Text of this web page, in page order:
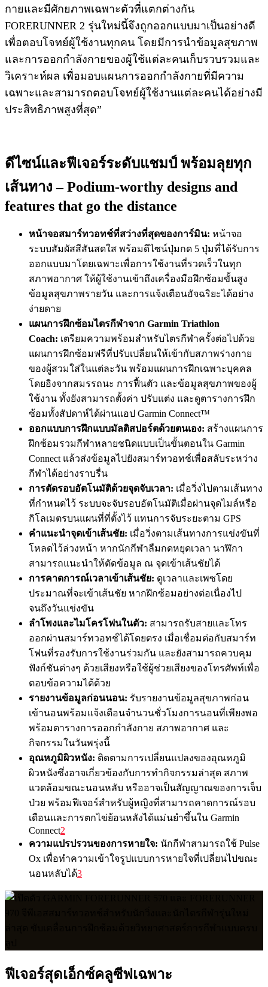
กายและมีศักยภาพเฉพาะตัวที่แตกต่างกัน
FORERUNNER 2 รุ่นใหม่นี้จึงถูกออกแบบมาเป็นอย่างดี
เพื่อตอบโจทย์ผู้ใช้งานทุกคน โดยมีการนำข้อมูลสุขภาพ
และการออกกำลังกายของผู้ใช้แต่ละคนเก็บรวบรวมและ
วิเคราะห์ผล เพื่อมอบแผนการออกกำลังกายที่มีความ
เฉพาะและสามารถตอบโจทย์ผู้ใช้งานแต่ละคนได้อย่างมี
ประสิทธิภาพสูงที่สุด”
ดีไซน์และฟีเจอร์ระดับแชมป์ พร้อมลุยทุก
เส้นทาง – Podium-worthy designs and
features that go the distance
หน้าจอสมาร์ทวอทช์ที่สว่างที่สุดของการ์มิน: หน้าจอ
ระบบสัมผัสสีสันสดใส พร้อมดีไซน์ปุ่มกด 5 ปุ่มที่ได้รับการ
ออกแบบมาโดยเฉพาะเพื่อการใช้งานที่รวดเร็วในทุก
สภาพอากาศ ให้ผู้ใช้งานเข้าถึงเครื่องมือฝึกซ้อมขั้นสูง
ข้อมูลสุขภาพรายวัน และการแจ้งเตือนอัจฉริยะได้อย่าง
ง่ายดาย
แผนการฝึกซ้อมไตรกีฬาจาก Garmin Triathlon
Coach: เตรียมความพร้อมสำหรับไตรกีฬาครั้งต่อไปด้วย
แผนการฝึกซ้อมฟรีที่ปรับเปลี่ยนให้เข้ากับสภาพร่างกาย
ของผู้สวมใส่ในแต่ละวัน พร้อมแผนการฝึกเฉพาะบุคคล
โดยอิงจากสมรรถนะ การฟื้นตัว และข้อมูลสุขภาพของผู้
ใช้งาน ทั้งยังสามารถตั้งค่า ปรับแต่ง และดูตารางการฝึก
ซ้อมทั้งสัปดาห์ได้ผ่านแอป Garmin Connect™
ออกแบบการฝึกแบบมัลติสปอร์ตด้วยตนเอง: สร้างแผนการ
ฝึกซ้อมรวมกีฬาหลายชนิดแบบเป็นขั้นตอนใน Garmin
Connect แล้วส่งข้อมูลไปยังสมาร์ทวอทช์เพื่อสลับระหว่าง
กีฬาได้อย่างราบรื่น
การตัดรอบอัตโนมัติด้วยจุดจับเวลา: เมื่อวิ่งไปตามเส้นทาง
ที่กำหนดไว้ ระบบจะจับรอบอัตโนมัติเมื่อผ่านจุดไมล์หรือ
กิโลเมตรบนแผนที่ที่ตั้งไว้ แทนการจับระยะตาม GPS
คำแนะนำจุดเข้าเส้นชัย: เมื่อวิ่งตามเส้นทางการแข่งขันที่
โหลดไว้ล่วงหน้า หากนักกีฬาลืมกดหยุดเวลา นาฬิกา
สามารถแนะนำให้ตัดข้อมูล ณ จุดเข้าเส้นชัยได้
การคาดการณ์เวลาเข้าเส้นชัย: ดูเวลาและเพซโดย
ประมาณที่จะเข้าเส้นชัย หากฝึกซ้อมอย่างต่อเนื่องไป
จนถึงวันแข่งขัน
ลำโพงและไมโครโฟนในตัว: สามารถรับสายและโทร
ออกผ่านสมาร์ทวอทช์ได้โดยตรง เมื่อเชื่อมต่อกับสมาร์ท
โฟนที่รองรับการใช้งานร่วมกัน และยังสามารถควบคุม
ฟังก์ชันต่างๆ ด้วยเสียงหรือใช้ผู้ช่วยเสียงของโทรศัพท์เพื่อ
ตอบข้อความได้ด้วย
รายงานข้อมูลก่อนนอน: รับรายงานข้อมูลสุขภาพก่อน
เข้านอนพร้อมแจ้งเตือนจำนวนชั่วโมงการนอนที่เพียงพอ
พร้อมตารางการออกกำลังกาย สภาพอากาศ และ
กิจกรรมในวันพรุ่งนี้
อุณหภูมิผิวหนัง: ติดตามการเปลี่ยนแปลงของอุณหภูมิ
ผิวหนังซึ่งอาจเกี่ยวข้องกับการทำกิจกรรมล่าสุด สภาพ
แวดล้อมขณะนอนหลับ หรืออาจเป็นสัญญาณของการเจ็บ
ป่วย พร้อมฟีเจอร์สำหรับผู้หญิงที่สามารถคาดการณ์รอบ
เดือนและการตกไข่ย้อนหลังได้แม่นยำขึ้นใน Garmin
Connect2
ความแปรปรวนของการหายใจ: นักกีฬาสามารถใช้ Pulse
Ox เพื่อทำความเข้าใจรูปแบบการหายใจที่เปลี่ยนไปขณะ
นอนหลับได้3
ฟีเจอร์สุดเอ็กซ์คลูซีฟเฉพาะ